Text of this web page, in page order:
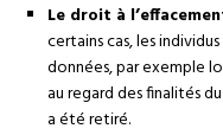
Le droit à
certains cas, les
données, par exemple
au regard des finalités
a été retiré.